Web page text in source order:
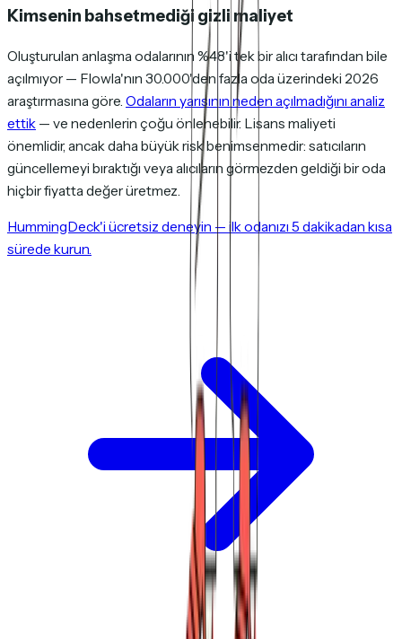
Kimsenin bahsetmediği gizli maliyet
Oluşturulan anlaşma odalarının %48'i tek bir alıcı tarafından bile
açılmıyor — Flowla'nın 30.000'den fazla oda üzerindeki 2026
araştırmasına göre. Odaların yarısının neden açılmadığını analiz
ettik — ve nedenlerin çoğu önlenebilir. Lisans maliyeti
önemlidir, ancak daha büyük risk benimsenmedir: satıcıların
güncellemeyi bıraktığı veya alıcıların görmezden geldiği bir oda
hiçbir fiyatta değer üretmez.
HummingDeck'i ücretsiz deneyin — ilk odanızı 5 dakikadan kısa
sürede kurun.